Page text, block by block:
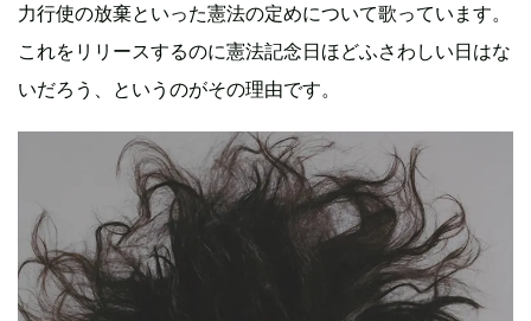
力行使の放棄といった憲法の定めについて歌っています。
これをリリースするのに憲法記念日ほどふさわしい日はな
いだろう、というのがその理由です。